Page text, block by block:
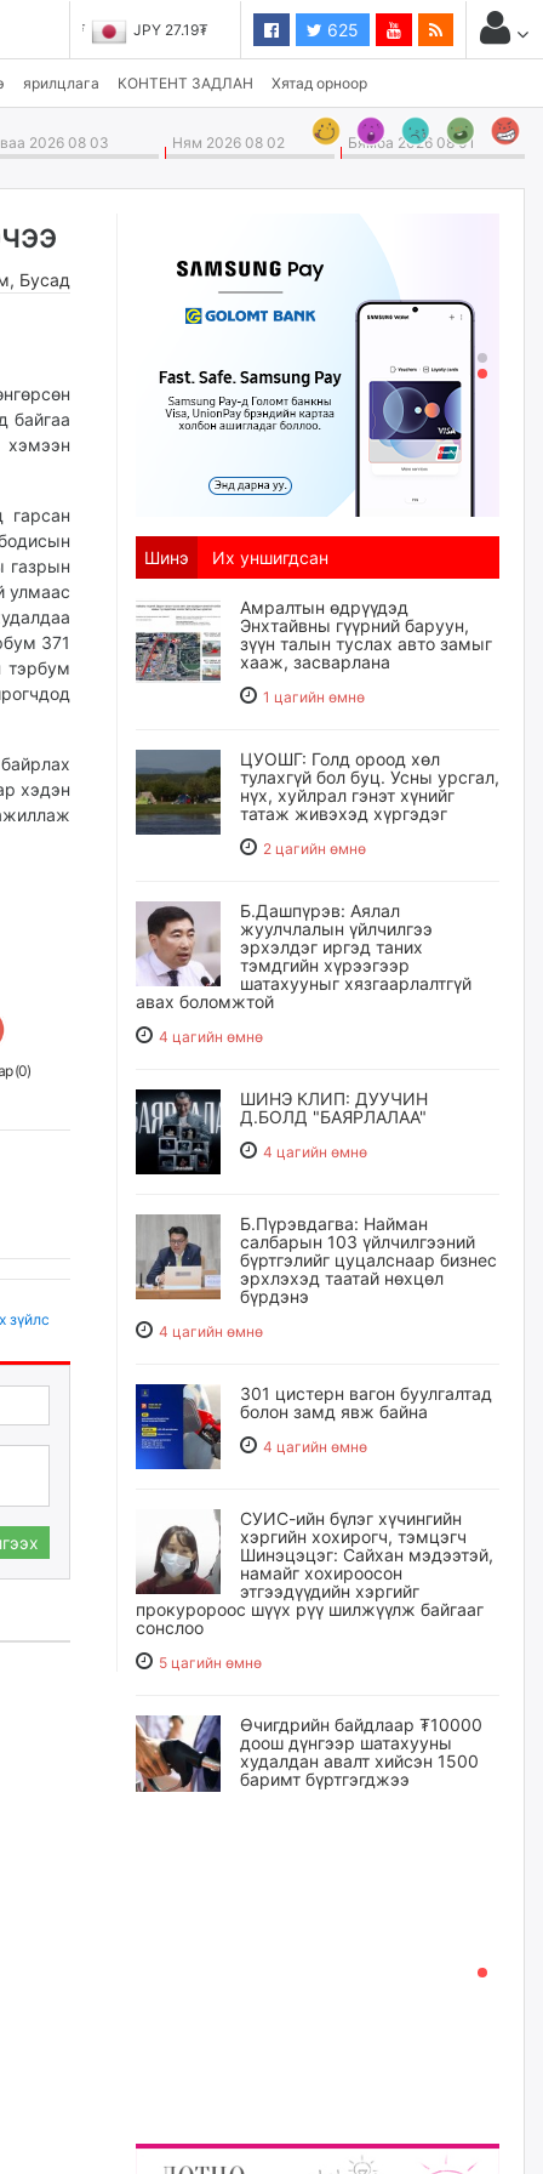
JPY 27.19₮ 625
ярилцлага КОНТЕНТ ЗАДЛАН Хятад орноор
2026 08 03 Ням 2026 08 02 Бямба 2026 08 01
, Бусад
байгаа
хэмээн
гарсан
газрын
улмаас
371
тэрбум
хэдэн
(0)
зүйлс
Шинэ Их уншигдсан
Амралтын өдрүүдэд
Энхтайвны гүүрний баруун,
зүүн талын туслах авто замыг
хааж, засварлана
1 цагийн өмнө
ЦУОШГ: Голд ороод хөл
тулахгүй бол буц. Усны урсгал,
нүх, хуйлрал гэнэт хүнийг
татаж живэхэд хүргэдэг
2 цагийн өмнө
Б.Дашпүрэв: Аялал
жуулчлалын үйлчилгээ
эрхэлдэг иргэд таних
тэмдгийн хүрээгээр
шатахууныг хязгаарлалтгүй
авах боломжтой
4 цагийн өмнө
ШИНЭ КЛИП: ДУУЧИН
Д.БОЛД "БАЯРЛАЛАА"
4 цагийн өмнө
Б.Пүрэвдагва: Найман
салбарын 103 үйлчилгээний
бүртгэлийг цуцалснаар бизнес
эрхлэхэд таатай нөхцөл
бүрдэнэ
4 цагийн өмнө
301 цистерн вагон буулгалтад
болон замд явж байна
4 цагийн өмнө
СУИС-ийн бүлэг хүчингийн
хэргийн хохирогч, тэмцэгч
Шинэцэцэг: Сайхан мэдээтэй,
намайг хохироосон
этгээдүүдийн хэргийг
прокуророос шүүх рүү шилжүүлж байгааг
сонслоо
5 цагийн өмнө
Өчигдрийн байдлаар ₮10000
доош дүнгээр шатахууны
худалдан авалт хийсэн 1500
баримт бүртгэгджээ